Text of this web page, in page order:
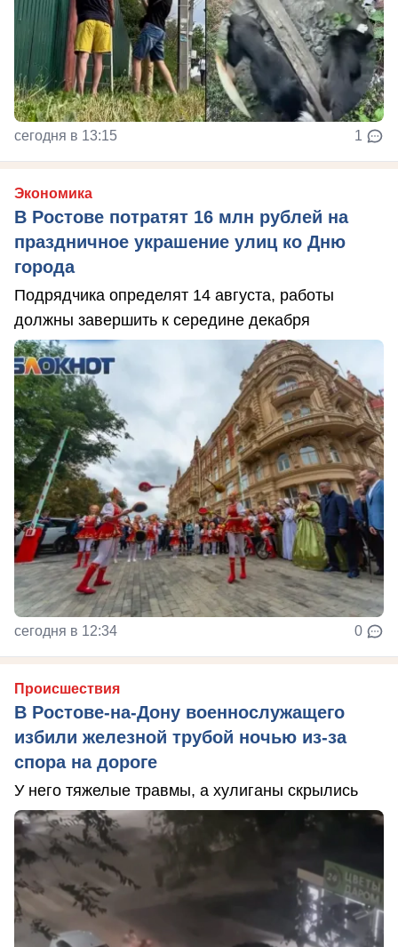
сегодня в 13:15 1
Экономика
В Ростове потратят 16 млн рублей на
праздничное украшение улиц ко Дню
города
Подрядчика определят 14 августа, работы
должны завершить к середине декабря
сегодня в 12:34 0
Происшествия
В Ростове-на-Дону военнослужащего
избили железной трубой ночью из-за
спора на дороге
У него тяжелые травмы, а хулиганы скрылись